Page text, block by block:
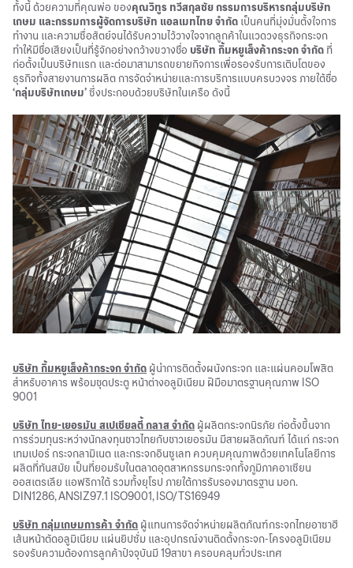
ทั้งนี้ ด้วยความที่คุณพ่อ ของคุณวิทูร ทวีสกุลชัย กรรมการบริหารกลุ่มบริษัท
เกษม และกรรมการผู้จัดการบริษัท แอลเมทไทย จำกัด เป็นคนที่มุ่งมั่นตั้งใจการ
ทำงาน และความซื่อสัตย์จนได้รับความไว้วางใจจากลูกค้าในแวดวงธุรกิจกระจก
ทำให้มีชื่อเสียงเป็นที่รู้จักอย่างกว้างขวางชื่อ บริษัท กิ้มหยูเส็งค้ากระจก จำกัด ที่
ก่อตั้งเป็นบริษัทแรก และต่อมาสามารถขยายกิจการเพื่อรองรับการเติบโตของ
ธุรกิจทั้งสายงานการผลิต การจัดจำหน่ายและการบริการแบบครบวงจร ภายใต้ชื่อ
‘กลุ่มบริษัทเกษม’ซึ่งประกอบด้วยบริษัทในเครือ ดังนี้
บริษัท กิ้มหยูเส็งค้ากระจก จำกัด ผู้นำการติดตั้งผนังกระจก และแผ่นคอมโพสิต
สำหรับอาคาร พร้อมชุดประตู หน้าต่างอลูมิเนียม ฝีมือมาตรฐานคุณภาพ ISO
9001
บริษัท ไทย-เยอรมัน สเปเชียลตี้ กลาส จำกัด ผู้ผลิตกระจกนิรภัย ก่อตั้งขึ้นจาก
การร่วมทุนระหว่างนักลงทุนชาวไทยกับชาวเยอรมัน มีสายผลิตภัณฑ์ ได้แก่ กระจก
เทมเปอร์ กระจกลามิเนต และกระจกอินซูเลท ควบคุมคุณภาพด้วยเทคโนโลยีการ
ผลิตที่ทันสมัย เป็นที่ยอมรับในตลาดอุตสาหกรรมกระจกทั้งภูมิภาคอาเซียน
ออสเตรเลีย แอฟริกาใต้ รวมทั้งยุโรป ภายใต้การรับรองมาตรฐาน มอก.
DIN1286, ANSIZ97.1 ISO9001, ISO/TS16949
บริษัท กลุ่มเกษมการค้า จำกัด ผู้แทนการจัดจำหน่ายผลิตภัณฑ์กระจกไทยอาซาฮี
เส้นหน้าตัดอลูมิเนียม แผ่นยิปซั่ม และอุปกรณ์งานติดตั้งกระจก-โครงอลูมิเนียม
รองรับความต้องการลูกค้าปัจจุบันมี 19สาขา ครอบคลุมทั่วประเทศ